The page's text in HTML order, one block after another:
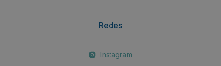
Redes
Instagram